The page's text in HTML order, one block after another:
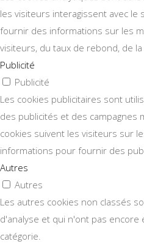
les visiteurs interagissent avec le
fournir des informations sur les
visiteurs, du taux de rebond, de
Publicité
Publicité
Les cookies publicitaires sont
des publicités et des campagnes
cookies suivent les visiteurs sur
informations pour fournir des
Autres
Autres
Les autres cookies non classés
d'analyse et qui n'ont pas encore
catégorie.